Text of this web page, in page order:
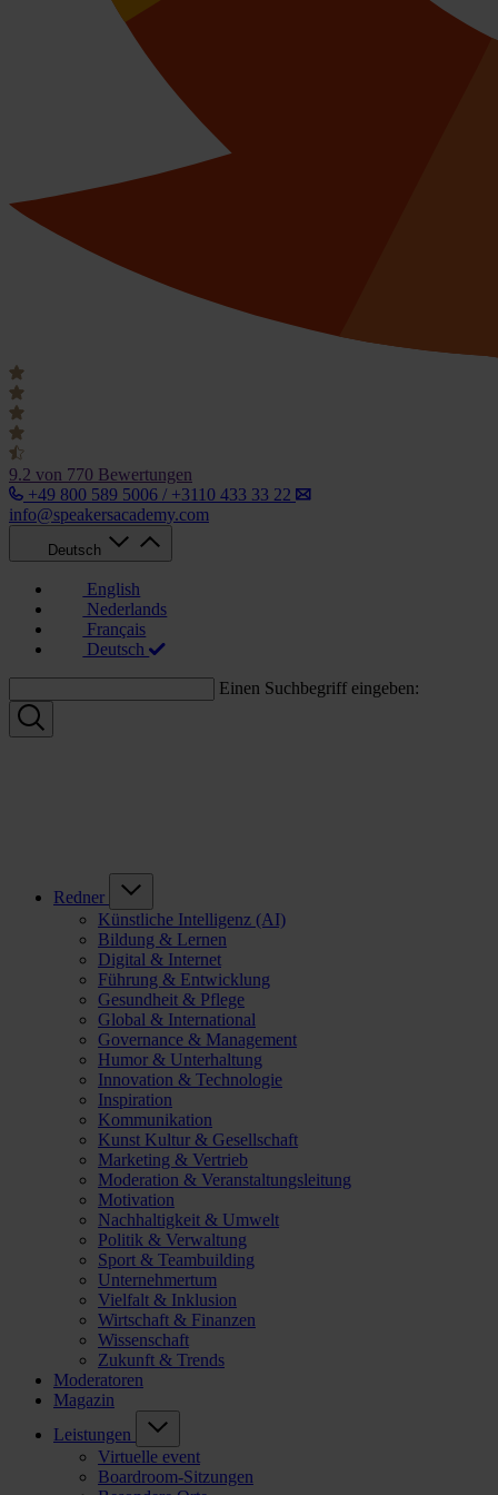
9.2 von 770 Bewertungen
+49 800 589 5006 / +3110 433 33 22
info@speakersacademy.com
Deutsch
English
Nederlands
Français
Deutsch
Einen Suchbegriff eingeben:
Redner
Künstliche Intelligenz (AI)
Bildung & Lernen
Digital & Internet
Führung & Entwicklung
Gesundheit & Pflege
Global & International
Governance & Management
Humor & Unterhaltung
Innovation & Technologie
Inspiration
Kommunikation
Kunst Kultur & Gesellschaft
Marketing & Vertrieb
Moderation & Veranstaltungsleitung
Motivation
Nachhaltigkeit & Umwelt
Politik & Verwaltung
Sport & Teambuilding
Unternehmertum
Vielfalt & Inklusion
Wirtschaft & Finanzen
Wissenschaft
Zukunft & Trends
Moderatoren
Magazin
Leistungen
Virtuelle event
Boardroom-Sitzungen